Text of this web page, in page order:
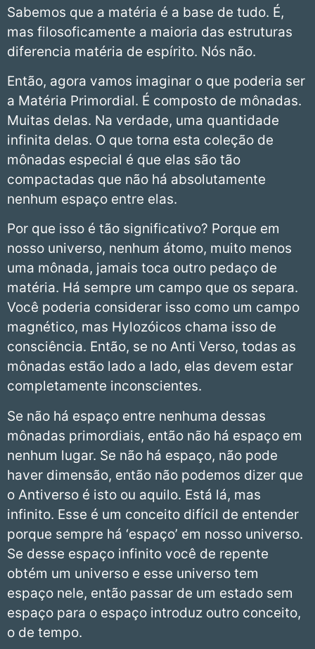
Sabemos que a matéria é a base de tudo. É,
mas filosoficamente a maioria das estruturas
diferencia matéria de espírito. Nós não.
Então, agora vamos imaginar o que poderia ser
a Matéria Primordial. É composto de mônadas.
Muitas delas. Na verdade, uma quantidade
infinita delas. O que torna esta coleção de
mônadas especial é que elas são tão
compactadas que não há absolutamente
nenhum espaço entre elas.
Por que isso é tão significativo? Porque em
nosso universo, nenhum átomo, muito menos
uma mônada, jamais toca outro pedaço de
matéria. Há sempre um campo que os separa.
Você poderia considerar isso como um campo
magnético, mas Hylozóicos chama isso de
consciência. Então, se no Anti Verso, todas as
mônadas estão lado a lado, elas devem estar
completamente inconscientes.
Se não há espaço entre nenhuma dessas
mônadas primordiais, então não há espaço em
nenhum lugar. Se não há espaço, não pode
haver dimensão, então não podemos dizer que
o Antiverso é isto ou aquilo. Está lá, mas
infinito. Esse é um conceito difícil de entender
porque sempre há ‘espaço’ em nosso universo.
Se desse espaço infinito você de repente
obtém um universo e esse universo tem
espaço nele, então passar de um estado sem
espaço para o espaço introduz outro conceito,
o de tempo.